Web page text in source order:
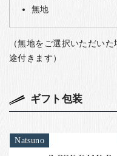
無地
（無地をご選択いただい
途付きます）
ギフト包装
Natsuno